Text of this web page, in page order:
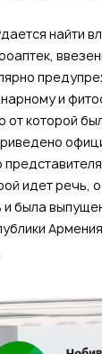
найти
и
от которой
идет речь,
и была